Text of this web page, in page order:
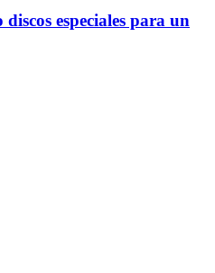
especiales para un